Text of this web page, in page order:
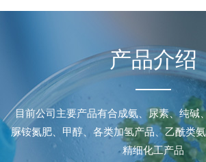
产品介绍
目前公司主要产品有合成氨、尿素、纯碱
脲铵氮肥、甲醇、各类加氢产品、乙酰类
精细化工产品